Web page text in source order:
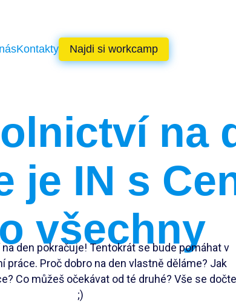
Kontakty Najdi si workcamp
na
je IN s
všechny
den pokračuje! Tentokrát se bude pomáhat v
práce. Proč dobro na den vlastně děláme? Jak
Co můžeš očekávat od té druhé? Vše se
;)